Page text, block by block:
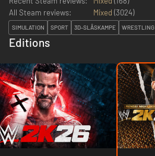
All Steam reviews:
Mixed (3024)
SIMULATION SPORT 3D-SLÅSKAMPE WRESTLING
Editions